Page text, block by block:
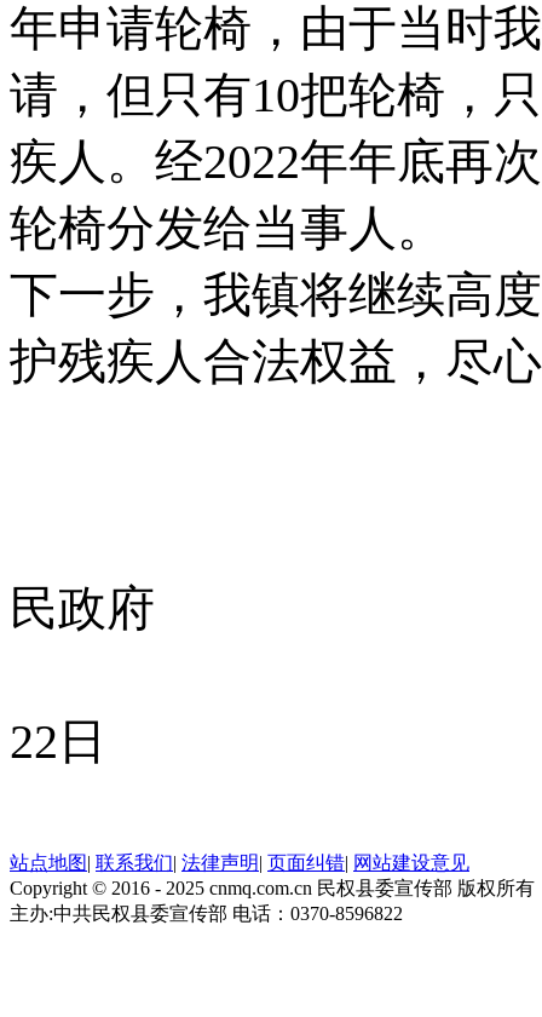
年申请轮椅，由于当时
请，但只有10把轮椅，
疾人。经2022年年底再
轮椅分发给当事人。
下一步，我镇将继续高
护残疾人合法权益，尽
民政府
22日
站点地图| 联系我们| 法律声明| 页面纠错| 网站建设意见
Copyright © 2016 - 2025 cnmq.com.cn 民权县委宣传部 版权所有
主办:中共民权县委宣传部 电话：0370-8596822